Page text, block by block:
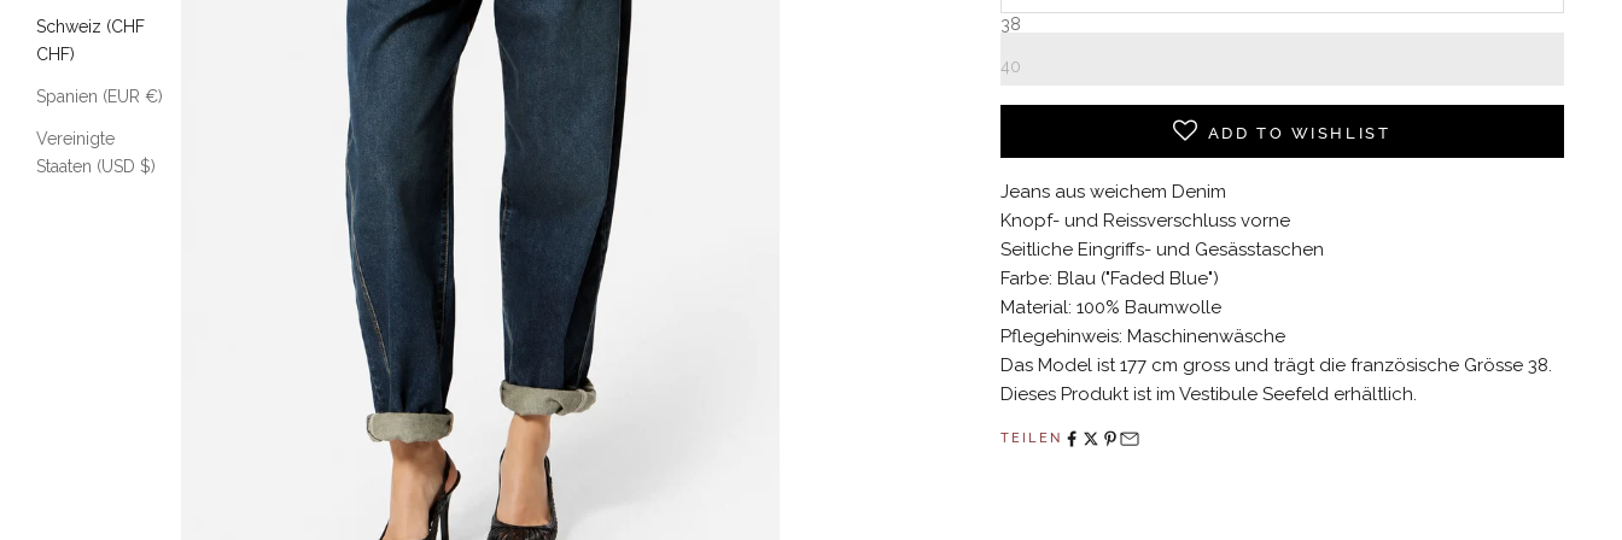
Schweiz (CHF
CHF)
Spanien (EUR €)
Vereinigte
Staaten (USD $)
38
40
ADD TO WISHLIST
Jeans aus weichem Denim
Knopf- und Reissverschluss vorne
Seitliche Eingriffs- und Gesässtaschen
Farbe: Blau ("Faded Blue")
Material: 100% Baumwolle
Pflegehinweis: Maschinenwäsche
Das Model ist 177 cm gross und trägt die französische Grösse 38.
Dieses Produkt ist im Vestibule Seefeld erhältlich.
TEILEN